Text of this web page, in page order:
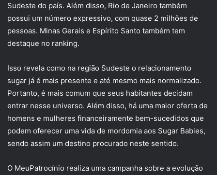
Sudeste do país. Além disso, Rio de Janeiro também
possui um número expressivo, com quase 2 milhões de
pessoas. Minas Gerais e Espírito Santo também tem
destaque no ranking.
Isso revela como na região Sudeste o relacionamento
sugar já é mais presente e até mesmo mais normalizado.
Portanto, é mais comum que seus habitantes decidam
entrar nesse universo. Além disso, há uma maior oferta de
homens e mulheres financeiramente bem-sucedidos que
podem oferecer uma vida de mordomia aos Sugar Babies,
sendo assim um destino procurado neste sentido.
O MeuPatrocínio realiza uma campanha sobre a evolução